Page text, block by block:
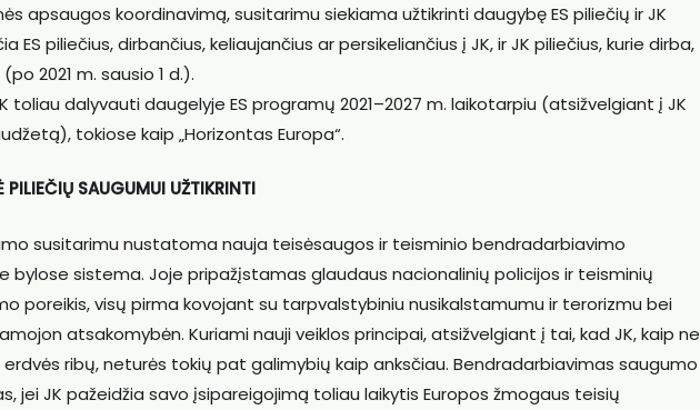
apsaugos koordinavimą, susitarimu siekiama užtikrinti daugybę ES piliečių ir JK
ES piliečius, dirbančius, keliaujančius ar persikeliančius į JK, ir JK piliečius, kurie dirba,
2021 m. sausio 1 d.).
toliau dalyvauti daugelyje ES programų 2021–2027 m. laikotarpiu (atsižvelgiant į JK
tokiose kaip „Horizontas Europa“.
PILIEČIŲ SAUGUMUI UŽTIKRINTI
susitarimu nustatoma nauja teisėsaugos ir teisminio bendradarbiavimo
bylose sistema. Joje pripažįstamas glaudaus nacionalinių policijos ir teisminių
poreikis, visų pirma kovojant su tarpvalstybiniu nusikalstamumu ir terorizmu bei
atsakomybėn. Kuriami nauji veiklos principai, atsižvelgiant į tai, kad JK, kaip ne
erdvės ribų, neturės tokių pat galimybių kaip anksčiau. Bendradarbiavimas saugumo
jei JK pažeidžia savo įsipareigojimą toliau laikytis Europos žmogaus teisių